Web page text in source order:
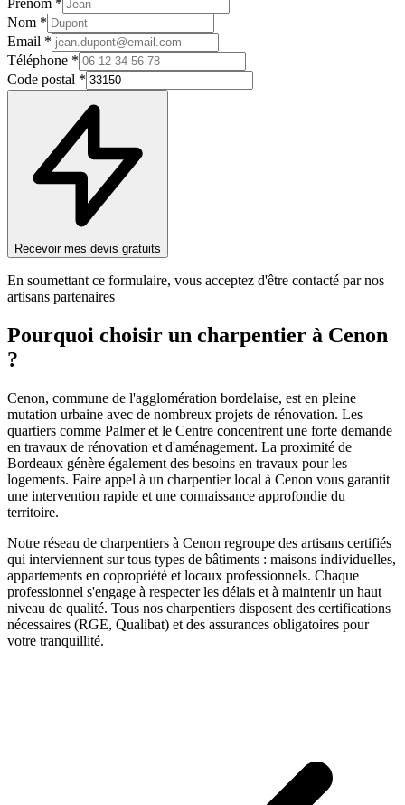
Prénom *
Nom *
Email *
Téléphone *
Code postal *
Recevoir mes devis gratuits
En soumettant ce formulaire, vous acceptez d'être contacté par nos
artisans partenaires
Pourquoi choisir un charpentier à Cenon
?
Cenon, commune de l'agglomération bordelaise, est en pleine
mutation urbaine avec de nombreux projets de rénovation. Les
quartiers comme Palmer et le Centre concentrent une forte demande
en travaux de rénovation et d'aménagement. La proximité de
Bordeaux génère également des besoins en travaux pour les
logements. Faire appel à un charpentierlocal à Cenon vous garantit
une intervention rapide et une connaissance approfondie du
territoire.
Notre réseau de charpentiers à Cenon regroupe des artisans certifiés
qui interviennent sur tous types de bâtiments : maisons individuelles,
appartements en copropriété et locaux professionnels. Chaque
professionnel s'engage à respecter les délais et à maintenir un haut
niveau de qualité. Tous nos charpentiers disposent des certifications
nécessaires (RGE, Qualibat) et des assurances obligatoires pour
votre tranquillité.